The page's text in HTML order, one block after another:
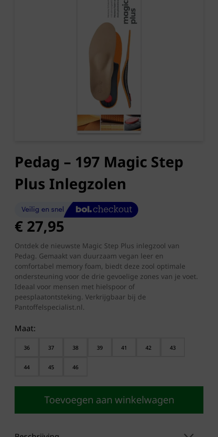
Pedag – 197 Magic Step
Plus Inlegzolen
€ 27,95
Ontdek de nieuwste Magic Step Plus inlegzool van
Pedag. Gemaakt van duurzaam vegan leer en
comfortabel memory foam, biedt deze zool optimale
ondersteuning voor de drie gevoelige zones van je voet.
Ideaal voor mensen met hielspoor of
peesplaatontsteking. Verkrijgbaar bij de
Pantoffelspecialist.nl.
Maat:
36 37 38 39 41 42 43
44 45 46
Toevoegen aan winkelwagen